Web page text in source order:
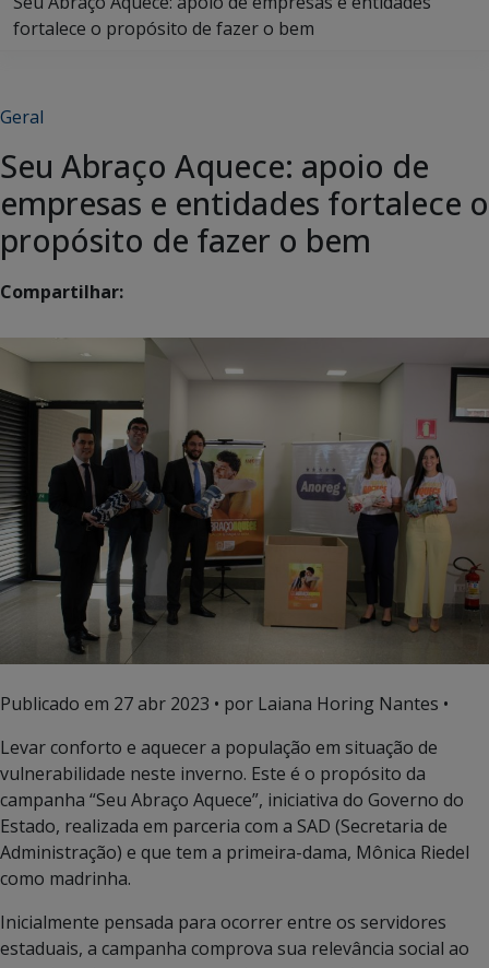
fortalece o propósito de fazer o bem
Geral
Seu Abraço Aquece: apoio de
empresas e entidades fortalece o
propósito de fazer o bem
Compartilhar:
Publicado em 27 abr 2023 • por Laiana Horing Nantes •
Levar conforto e aquecer a população em situação de
vulnerabilidade neste inverno. Este é o propósito da
campanha “Seu Abraço Aquece”, iniciativa do Governo do
Estado, realizada em parceria com a SAD (Secretaria de
Administração) e que tem a primeira-dama, Mônica Riedel
como madrinha.
Inicialmente pensada para ocorrer entre os servidores
estaduais, a campanha comprova sua relevância social ao